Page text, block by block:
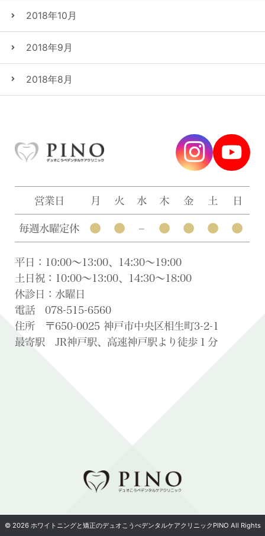
2018年10月
2018年9月
2018年8月
営業日 月 火 水 木 金 土 日
毎週水曜定休 ● ● – ● ● ● ●
平日：10:00〜13:00、14:30〜19:00
土日祝：10:00〜13:00、14:30〜18:00
休診日：水曜日
電話 078-515-6560
住所 〒650-0025 神戸市中央区相生町3-2-1
最寄駅 JR神戸駅、高速神戸駅より徒歩１分
© 2026 ホワイトニングと矯正のデュオこうべデンタルケアクリニックPINO All Rights